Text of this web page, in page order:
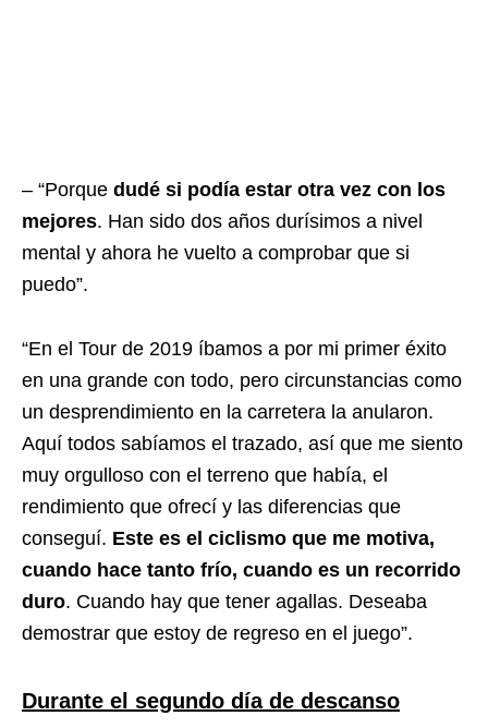
– “Porque dudé si podía estar otra vez con los
mejores. Han sido dos años durísimos a nivel
mental y ahora he vuelto a comprobar que si
puedo”.
“En el Tour de 2019 íbamos a por mi primer éxito
en una grande con todo, pero circunstancias como
un desprendimiento en la carretera la anularon.
Aquí todos sabíamos el trazado, así que me siento
muy orgulloso con el terreno que había, el
rendimiento que ofrecí y las diferencias que
conseguí. Este es el ciclismo que me motiva,
cuando hace tanto frío, cuando es un recorrido
duro. Cuando hay que tener agallas. Deseaba
demostrar que estoy de regreso en el juego”.
Durante el segundo día de descanso